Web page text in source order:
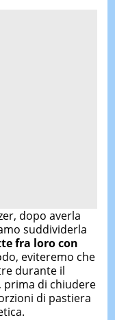
dopo averla
suddividerla
fra loro con
eviteremo che
durante il
prima di chiudere
di pastiera